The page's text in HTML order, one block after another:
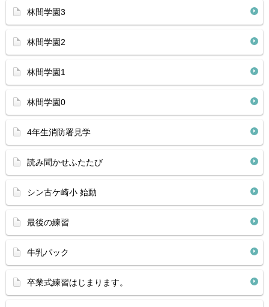
林間学園3
林間学園2
林間学園1
林間学園0
4年生消防署見学
読み聞かせふたたび
シン古ケ崎小 始動
最後の練習
牛乳パック
卒業式練習はじまります。